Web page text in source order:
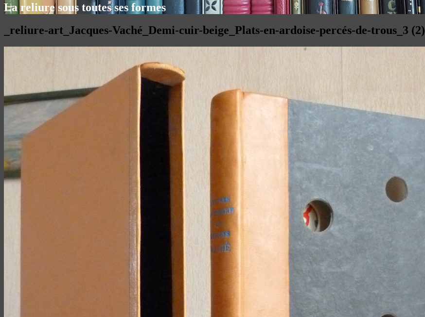
La reliure sous toutes ses formes
_reliure-art_Jacques-Vaché_Demi-cuir-beige_Plats-en-ardoise-percés-de-trous_3 (2)